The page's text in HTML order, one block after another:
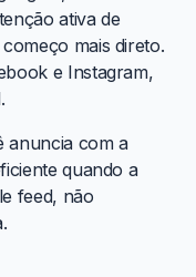
ativa de
mais direto.
e Instagram,
anuncia com a
quando a
feed, não